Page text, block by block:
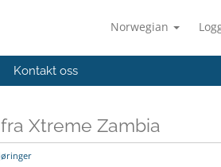
Norwegian
Kontakt oss
Xtreme Zambia